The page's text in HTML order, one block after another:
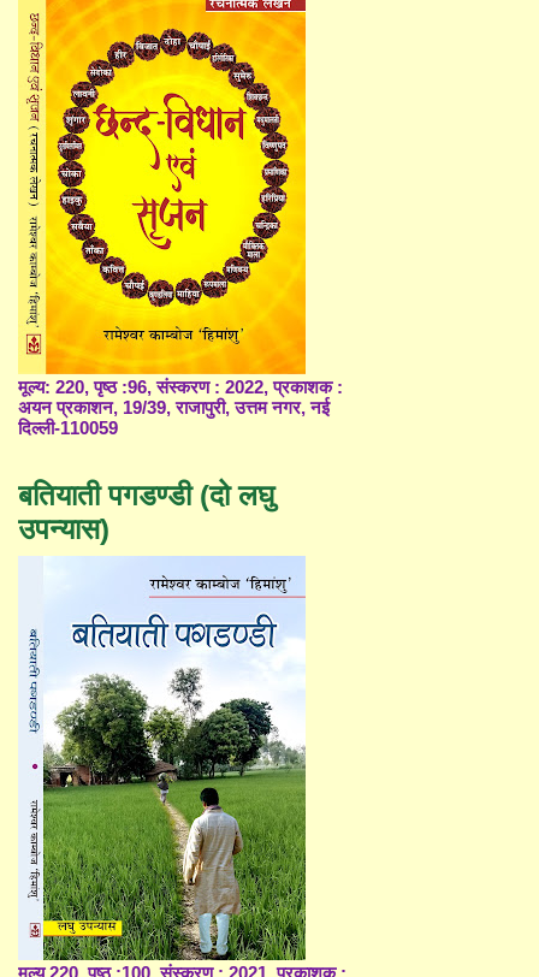
मूल्य: 220, पृष्ठ :96, संस्करण : 2022, प्रकाशक :
अयन प्रकाशन, 19/39, राजापुरी, उत्तम नगर, नई
दिल्ली-110059
बतियाती पगडण्डी (दो लघु
उपन्यास)